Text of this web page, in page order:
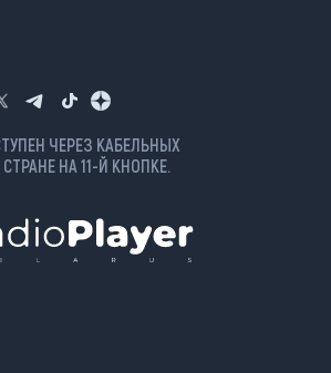
ЧЕРЕЗ КАБЕЛЬНЫХ
НА 11-Й КНОПКЕ.